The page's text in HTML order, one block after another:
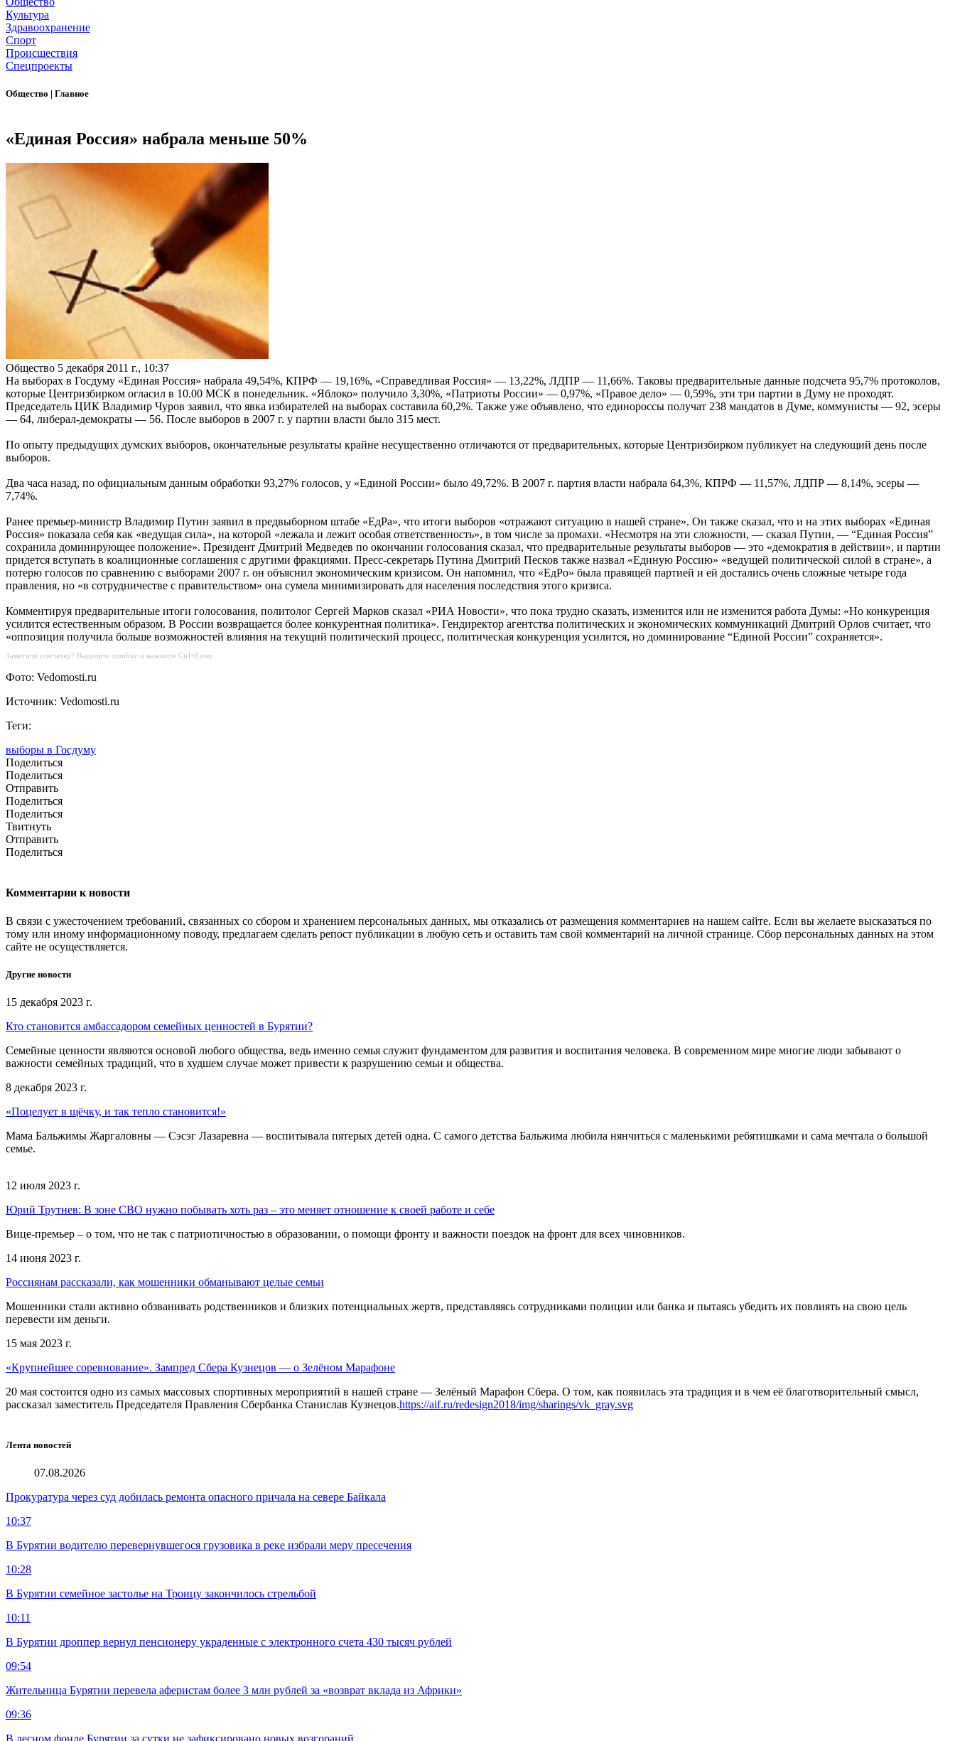
Культура
Здравоохранение
Спорт
Происшествия
Спецпроекты
Общество | Главное
«Единая Россия» набрала меньше 50%
Общество 5 декабря 2011 г., 10:37
На выборах в Госдуму «Единая Россия» набрала 49,54%, КПРФ — 19,16%, «Справедливая Россия» — 13,22%, ЛДПР — 11,66%. Таковы предварительные данные подсчета 95,7% протоколов,
которые Центризбирком огласил в 10.00 МСК в понедельник. «Яблоко» получило 3,30%, «Патриоты России» — 0,97%, «Правое дело» — 0,59%, эти три партии в Думу не проходят.
Председатель ЦИК Владимир Чуров заявил, что явка избирателей на выборах составила 60,2%. Также уже объявлено, что единороссы получат 238 мандатов в Думе, коммунисты — 92, эсеры
— 64, либерал-демократы — 56. После выборов в 2007 г. у партии власти было 315 мест.
По опыту предыдущих думских выборов, окончательные результаты крайне несущественно отличаются от предварительных, которые Центризбирком публикует на следующий день после
выборов.
Два часа назад, по официальным данным обработки 93,27% голосов, у «Единой России» было 49,72%. В 2007 г. партия власти набрала 64,3%, КПРФ — 11,57%, ЛДПР — 8,14%, эсеры —
7,74%.
Ранее премьер-министр Владимир Путин заявил в предвыборном штабе «ЕдРа», что итоги выборов «отражают ситуацию в нашей стране». Он также сказал, что и на этих выборах «Единая
Россия» показала себя как «ведущая сила», на которой «лежала и лежит особая ответственность», в том числе за промахи. «Несмотря на эти сложности, — сказал Путин, — “Единая Россия”
сохранила доминирующее положение». Президент Дмитрий Медведев по окончании голосования сказал, что предварительные результаты выборов — это «демократия в действии», и партии
придется вступать в коалиционные соглашения с другими фракциями. Пресс-секретарь Путина Дмитрий Песков также назвал «Единую Россию» «ведущей политической силой в стране», а
потерю голосов по сравнению с выборами 2007 г. он объяснил экономическим кризисом. Он напомнил, что «ЕдРо» была правящей партией и ей достались очень сложные четыре года
правления, но «в сотрудничестве с правительством» она сумела минимизировать для населения последствия этого кризиса.
Комментируя предварительные итоги голосования, политолог Сергей Марков сказал «РИА Новости», что пока трудно сказать, изменится или не изменится работа Думы: «Но конкуренция
усилится естественным образом. В России возвращается более конкурентная политика». Гендиректор агентства политических и экономических коммуникаций Дмитрий Орлов считает, что
«оппозиция получила больше возможностей влияния на текущий политический процесс, политическая конкуренция усилится, но доминирование “Единой России” сохраняется».
Заметили опечатку? Выделите ошибку и нажмите Ctrl+Enter.
Фото: Vedomosti.ru
Источник: Vedomosti.ru
Теги:
выборы в Госдуму
Поделиться
Поделиться
Отправить
Поделиться
Поделиться
Твитнуть
Отправить
Поделиться
Комментарии к новости
В связи с ужесточением требований, связанных со сбором и хранением персональных данных, мы отказались от размещения комментариев на нашем сайте. Если вы желаете высказаться по
тому или иному информационному поводу, предлагаем сделать репост публикации в любую сеть и оставить там свой комментарий на личной странице. Сбор персональных данных на этом
сайте не осуществляется.
Другие новости
15 декабря 2023 г.
Кто становится амбассадором семейных ценностей в Бурятии?
Семейные ценности являются основой любого общества, ведь именно семья служит фундаментом для развития и воспитания человека. В современном мире многие люди забывают о
важности семейных традиций, что в худшем случае может привести к разрушению семьи и общества.
8 декабря 2023 г.
«Поцелует в щёчку, и так тепло становится!»
Мама Бальжимы Жаргаловны — Сэсэг Лазаревна — воспитывала пятерых детей одна. С самого детства Бальжима любила нянчиться с маленькими ребятишками и сама мечтала о большой
семье.
12 июля 2023 г.
Юрий Трутнев: В зоне СВО нужно побывать хоть раз – это меняет отношение к своей работе и себе
Вице-премьер – о том, что не так с патриотичностью в образовании, о помощи фронту и важности поездок на фронт для всех чиновников.
14 июня 2023 г.
Россиянам рассказали, как мошенники обманывают целые семьи
Мошенники стали активно обзванивать родственников и близких потенциальных жертв, представляясь сотрудниками полиции или банка и пытаясь убедить их повлиять на свою цель
перевести им деньги.
15 мая 2023 г.
«Крупнейшее соревнование». Зампред Сбера Кузнецов — о Зелёном Марафоне
20 мая состоится одно из самых массовых спортивных мероприятий в нашей стране — Зелёный Марафон Сбера. О том, как появилась эта традиция и в чем её благотворительный смысл,
рассказал заместитель Председателя Правления Сбербанка Станислав Кузнецов.https://aif.ru/redesign2018/img/sharings/vk_gray.svg
Лента новостей
07.08.2026
Прокуратура через суд добилась ремонта опасного причала на севере Байкала
10:37
В Бурятии водителю перевернувшегося грузовика в реке избрали меру пресечения
10:28
В Бурятии семейное застолье на Троицу закончилось стрельбой
10:11
В Бурятии дроппер вернул пенсионеру украденные с электронного счета 430 тысяч рублей
09:54
Жительница Бурятии перевела аферистам более 3 млн рублей за «возврат вклада из Африки»
09:36